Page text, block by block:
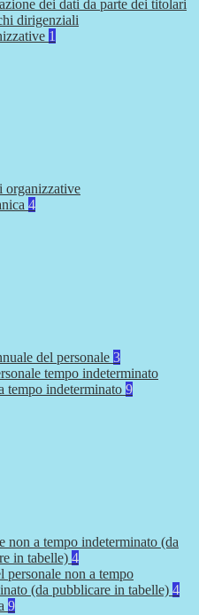
dei dati da parte dei titolari
dirigenziali
1
organizzative
4
del personale 3
tempo indeterminato
tempo indeterminato 9
non a tempo indeterminato (da
in tabelle) 4
personale non a tempo
(da pubblicare in tabelle) 4
9